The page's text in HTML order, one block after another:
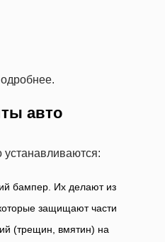
авто
бампер. Их делают из
защищают части
(трещин, вмятин) на